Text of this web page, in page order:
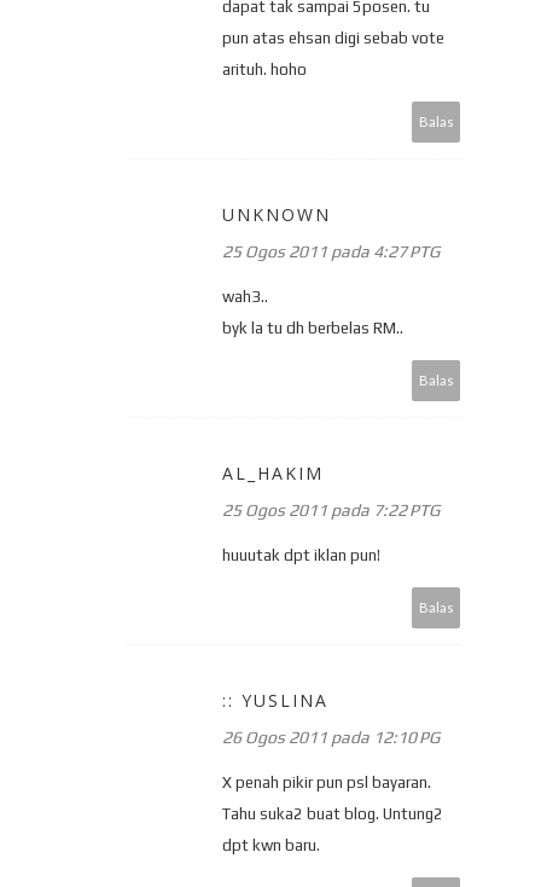
dapat tak sampai 5posen. tu
pun atas ehsan digi sebab vote
arituh. hoho
Balas
UNKNOWN
25 Ogos 2011 pada 4:27 PTG
wah3..
byk la tu dh berbelas RM..
Balas
AL_HAKIM
25 Ogos 2011 pada 7:22 PTG
huuutak dpt iklan pun!
Balas
:: YUSLINA
26 Ogos 2011 pada 12:10 PG
X penah pikir pun psl bayaran.
Tahu suka2 buat blog. Untung2
dpt kwn baru.